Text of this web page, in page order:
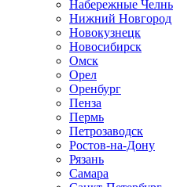
Набережные
Нижний Новгород
Новокузнецк
Новосибирск
Омск
Орел
Оренбург
Пенза
Пермь
Петрозаводск
Ростов-на-Дону
Рязань
Самара